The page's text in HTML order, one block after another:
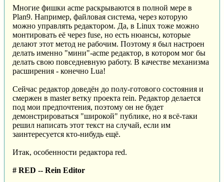
Многие фишки acme раскрываются в полной мере в
Plan9. Например, файловая система, через которую
можно управлять редактором. Да, в Linux тоже можно
монтировать её через fuse, но есть нюансы, которые
делают этот метод не рабочим. Поэтому я был настроен
делать именно "мини"-acme редактор, в котором мог бы
делать свою повседневную работу. В качестве механизма
расширения - конечно Lua!
Сейчас редактор доведён до полу-готового состояния и
смержен в master ветку проекта rein. Редактор делается
под мои предпочтения, поэтому он не будет
демонстрироваться "широкой" публике, но я всё-таки
решил написать этот текст на случай, если им
заинтересуется кто-нибудь ещё.
Итак, особенности редактора red.
# RED -- Rein Editor